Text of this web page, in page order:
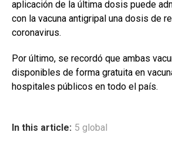
aplicación de la última dosis puede
con la vacuna antigripal una dosis de
coronavirus.
Por último, se recordó que ambas
disponibles de forma gratuita en
hospitales públicos en todo el país.
In this article: 5 global